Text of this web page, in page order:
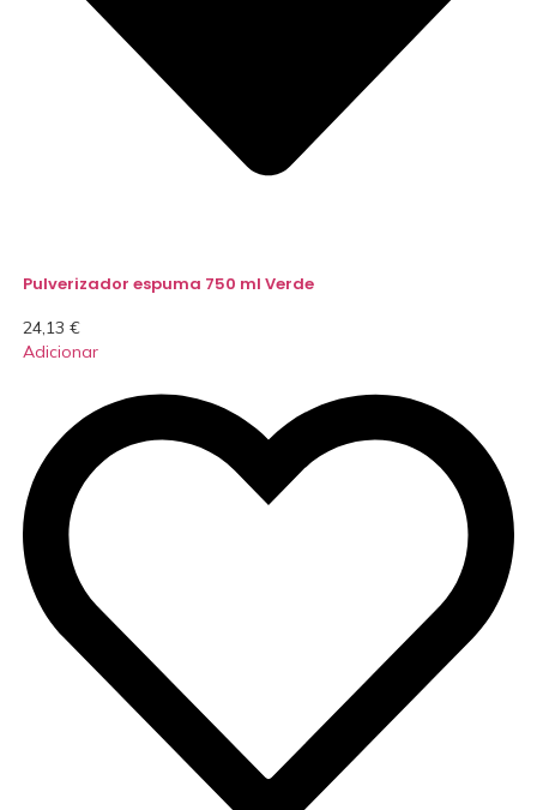
Pulverizador espuma 750 ml Verde
24,13 €
Adicionar